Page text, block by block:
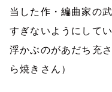
当した作・編曲家の
すぎないようにして
浮かぶのがあだち充
ら焼きさん）